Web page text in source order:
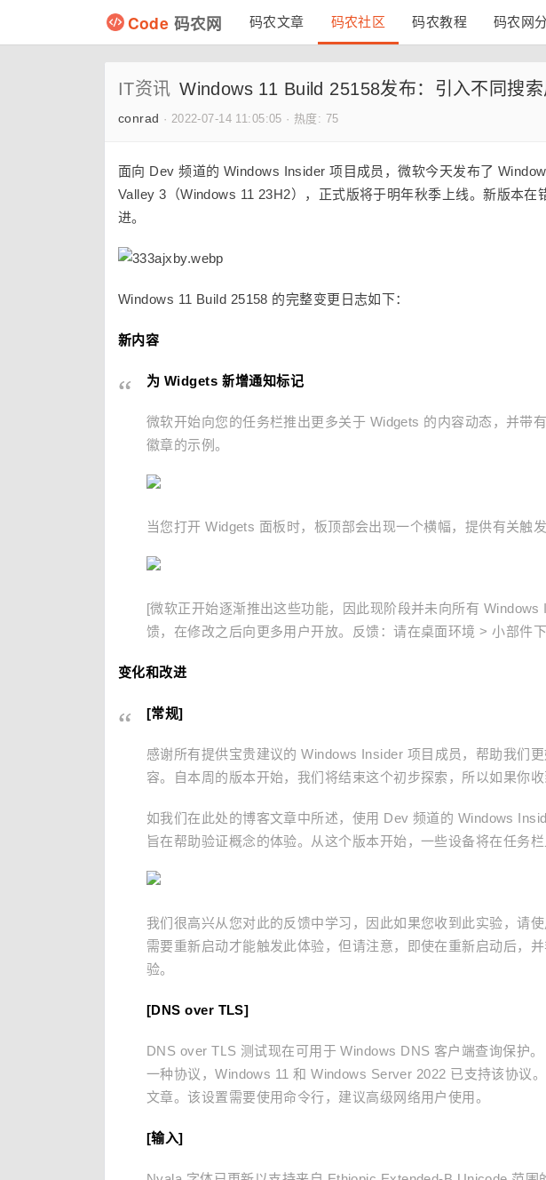
Code 码农网 码农文章 码农社区 码农教程 码农网
IT资讯 Windows 11 Build 25158发布：引入不同搜
conrad · 2022-07-14 11:05:05 · 热度: 75
面向 Dev 频道的 Windows Insider 项目成员，微软今天发布了
Valley 3（Windows 11 23H2），正式版将于明年秋季上线。新版本
进。
Windows 11 Build 25158 的完整变更日志如下：
新内容
为 Widgets 新增通知标记
微软开始向您的任务栏推出更多关于 Widgets 的内容动态，并带
徽章的示例。
当您打开 Widgets 面板时，板顶部会出现一个横幅，提供有关触
[微软正开始逐渐推出这些功能，因此现阶段并未向所有
馈，在修改之后向更多用户开放。反馈：请在桌面环境 > 小部件
变化和改进
[常规]
感谢所有提供宝贵建议的 Windows Insider 项目成员，帮助我们
容。自本周的版本开始，我们将结束这个初步探索，所以如果你
如我们在此处的博客文章中所述，使用 Dev 频道的 Windows
旨在帮助验证概念的体验。从这个版本开始，一些设备将在任务
我们很高兴从您对此的反馈中学习，因此如果您收到此实验，请
需要重新启动才能触发此体验，但请注意，即使在重新启动后，
验。
[DNS over TLS]
DNS over TLS 测试现在可用于 Windows DNS 客户端查询保护
一种协议，Windows 11 和 Windows Server 2022 已支持该协议
文章。该设置需要使用命令行，建议高级网络用户使用。
[输入]